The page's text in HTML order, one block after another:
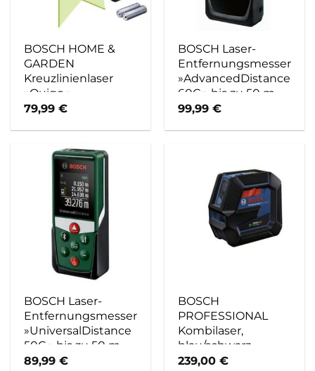
BOSCH HOME &
GARDEN
Kreuzlinienlaser
»Quigo«,
schwarz/grün –
79,99€
BOSCH Laser-
Entfernungsmesser
»AdvancedDistance
60C«, bis zu 50 m –
gruen
99,99€
BOSCH Laser-
Entfernungsmesser
»UniversalDistance
50C«, bis zu 50 m –
gruen
89,99€
BOSCH
PROFESSIONAL
Kombilaser,
blau/schwarz,
BxHxL: 6,3 x 11,5 x
239,00€